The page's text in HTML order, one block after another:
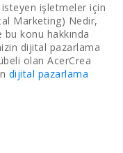
işletmeler için
Marketing) Nedir,
bu konu hakkında
dijital pazarlama
olan AcerCrea
dijital pazarlama